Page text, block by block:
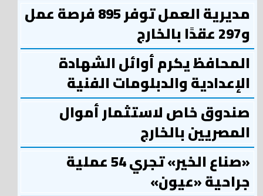
مديرية العمل توفر 895 فرصة عمل
و297 عقدًا بالخارج
المحافظ يكرم أوائل الشهادة
الإعدادية والدبلومات الفنية
صندوق خاص لاستثمار أموال
المصريين بالخارج
«صناع الخير» تجري 54 عملية
جراحية «عيون»